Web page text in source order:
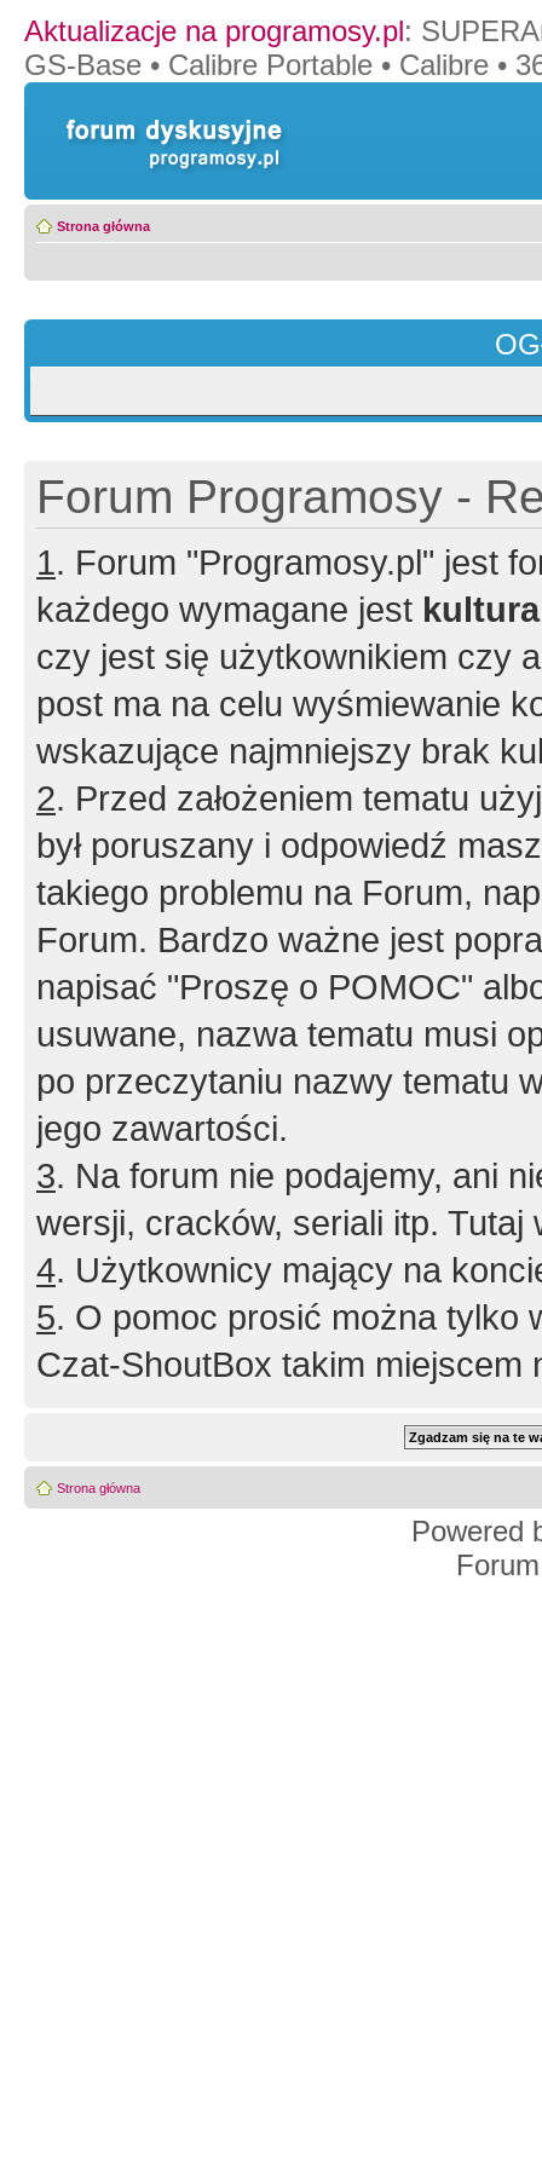
Aktualizacje na programosy.pl:
GS-Base • Calibre Portable • Calibre •
Strona główna
Forum Programosy -
1. Forum "Programosy.pl" jest
każdego wymagane jest
czy jest się użytkownikiem czy
post ma na celu wyśmiewanie
wskazujące najmniejszy brak
2. Przed założeniem tematu
był poruszany i odpowiedź
takiego problemu na Forum,
Forum. Bardzo ważne jest
napisać "Proszę o POMOC"
usuwane, nazwa tematu musi
po przeczytaniu nazwy tematu
jego zawartości.
3. Na forum nie podajemy, ani
wersji, cracków, seriali itp. Tutaj
4. Użytkownicy mający na
5. O pomoc prosić można tylko
Czat-ShoutBox takim miejscem
Strona główna
Powered